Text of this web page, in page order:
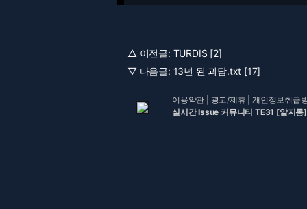
△ 이전글: TURDIS [2]
▽ 다음글: 13년 된 괴담.txt [17]
이용약관 광고/제휴 |개인정보취급
실시간 Issue 커뮤니티 TE31 [알지